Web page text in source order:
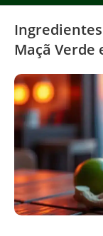
Maçã Verde